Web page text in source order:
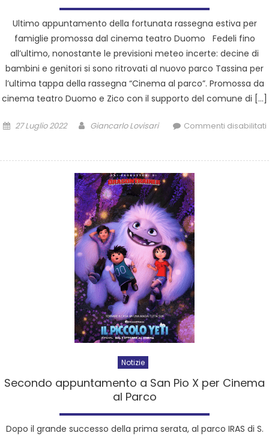
Ultimo appuntamento della fortunata rassegna estiva per
famiglie promossa dal cinema teatro Duomo Fedeli fino
all’ultimo, nonostante le previsioni meteo incerte: decine di
bambini e genitori si sono ritrovati al nuovo parco Tassina per
l’ultima tappa della rassegna “Cinema al parco”. Promossa da
cinema teatro Duomo e Zico con il supporto del comune di […]
27 Luglio 2022 Giancarlo Lovisari Commenti disabilitati
Notizie
Secondo appuntamento a San Pio X per Cinema
al Parco
Dopo il grande successo della prima serata, al parco IRAS di S.